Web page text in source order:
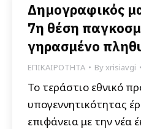
Δημογραφικός
7η θέση
γηρασμένο
ΕΠΙΚΑΙΡΟΤΗΤΑ Byxrisiavgi
Το τεράστιο εθνικό
υπογεννητικότητας
επιφάνεια με την νέα